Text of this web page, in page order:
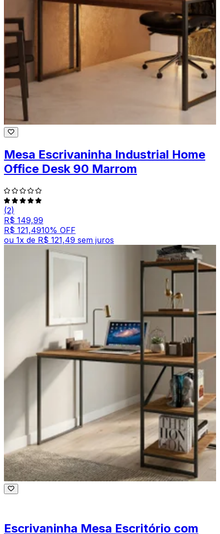
Mesa Escrivaninha Industrial Home
Office Desk 90 Marrom
(2)
R$ 149,99
R$ 121,4910% OFF
ou 1x de R$ 121,49 sem juros
Escrivaninha Mesa Escritório com